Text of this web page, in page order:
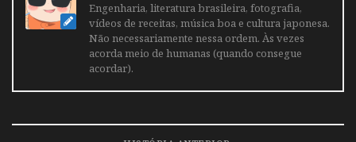
Engenharia, literatura brasileira, fotografia,
vídeos de receitas, música boa e cultura japonesa.
Não necessariamente nessa ordem. Às vezes
acorda meio de humanas (quando consegue
acordar).